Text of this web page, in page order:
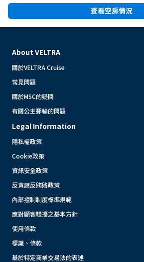
查看空房情況
About VELTRA
關於VELTRA Cruise
常見問題
關於MSC的疑問
有關公主郵輪的問題
Legal Information
隱私權政策
Cookie政策
資訊安全政策
反貪腐反賄賂政策
內部控制制度標準規範
應對顧客騷擾之基本方針
使用條款
標識、條款
基於特定商業交易法的表述